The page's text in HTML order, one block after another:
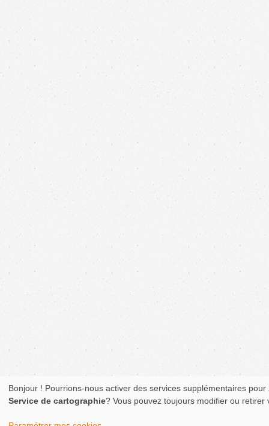
Bonjour ! Pourrions-nous activer des services supplémentaires pour
Service de cartographie? Vous pouvez toujours modifier ou